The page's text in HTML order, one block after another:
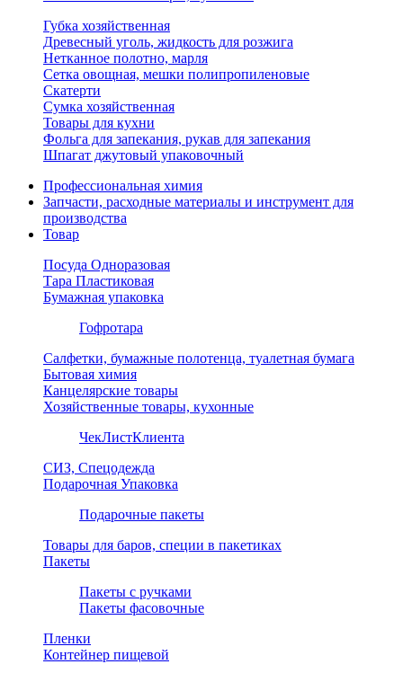
Губка хозяйственная
Древесный уголь, жидкость для розжига
Нетканное полотно, марля
Сетка овощная, мешки полипропиленовые
Скатерти
Сумка хозяйственная
Товары для кухни
Фольга для запекания, рукав для запекания
Шпагат джутовый упаковочный
Профессиональная химия
Запчасти, расходные материалы и инструмент для
производства
Товар
Посуда Одноразовая
Тара Пластиковая
Бумажная упаковка
Гофротара
Салфетки, бумажные полотенца, туалетная бумага
Бытовая химия
Канцелярские товары
Хозяйственные товары, кухонные
ЧекЛистКлиента
СИЗ, Спецодежда
Подарочная Упаковка
Подарочные пакеты
Товары для баров, специи в пакетиках
Пакеты
Пакеты с ручками
Пакеты фасовочные
Пленки
Контейнер пищевой